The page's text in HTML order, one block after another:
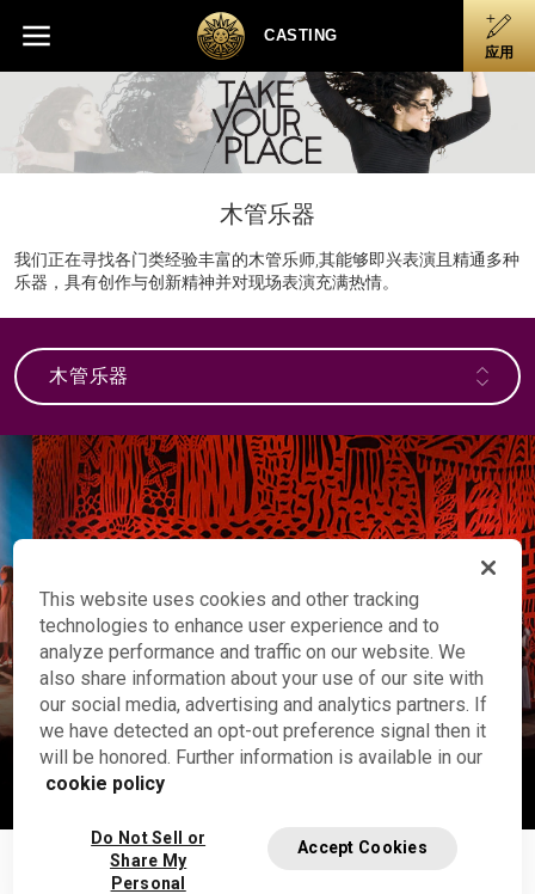
content
Skip to main content
Skip to footer CASTING
应用
木管乐器
我们正在寻找各门类经验丰富的木管乐师,其能够即兴表演且精通多种
乐器，具有创作与创新精神并对现场表演充满热情。
木管乐器
音乐家
演出示范
看視頻
其他信息
This website uses cookies and other tracking
technologies to enhance user experience and to
analyze performance and traffic on our website. We
also share information about your use of our site with
our social media, advertising and analytics partners. If
we have detected an opt-out preference signal then it
will be honored. Further information is available in our
cookie policy
Do Not Sell or
Share My
Personal
Accept Cookies